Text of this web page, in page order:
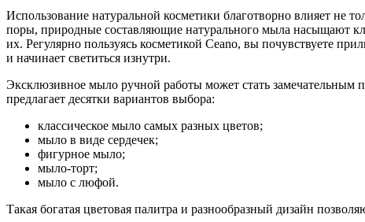
Использование натуральной косметики благотворно влияет не
поры, природные составляющие натурального мыла насыщают
их. Регулярно пользуясь косметикой Ceano, вы почувствуете
и начинает светиться изнутри.
Эксклюзивное мыло ручной работы может стать замечательным
предлагает десятки вариантов выбора:
классическое мыло самых разных цветов;
мыло в виде сердечек;
фигурное мыло;
мыло-торт;
мыло с люфой.
Такая богатая цветовая палитра и разнообразный дизайн